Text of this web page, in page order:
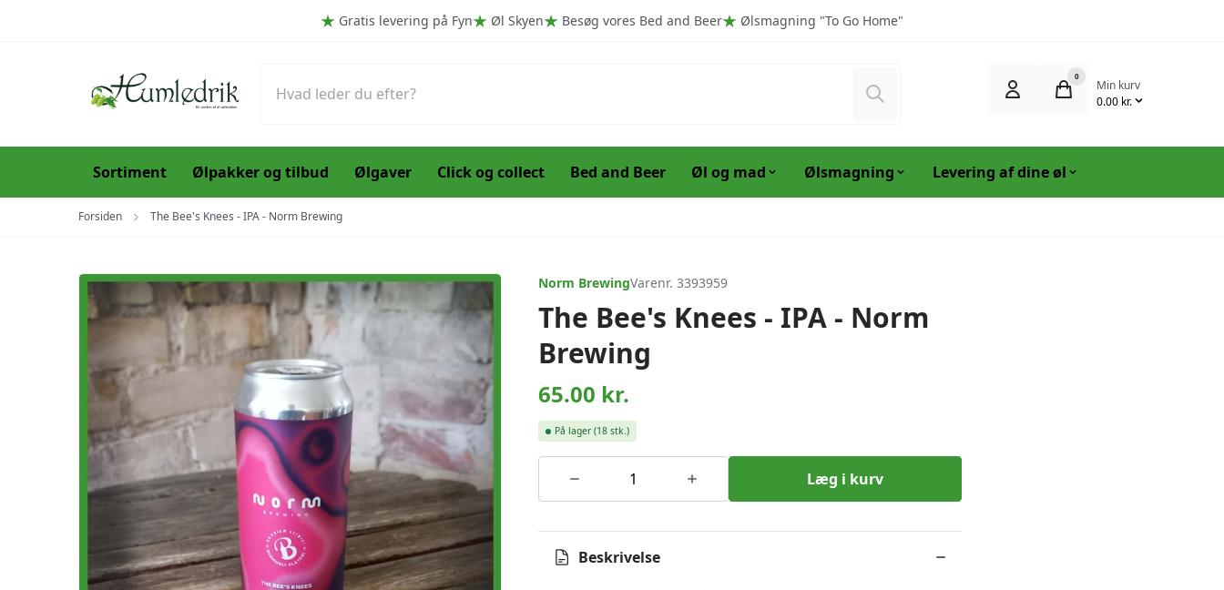
Gratis levering på Fyn Øl Skyen Besøg vores Bed and Beer Ølsmagning "To Go Home"
Søg
0
Min kurv
0.00 kr.
Sortiment Ølpakker og tilbud Ølgaver Click og collect Bed and Beer Øl og mad Ølsmagning Levering af dine øl
Forsiden The Bee's Knees - IPA - Norm Brewing
Norm BrewingVarenr. 3393959
The Bee's Knees - IPA - Norm
Brewing
65.00 kr.
På lager (18 stk.)
Læg i kurv
Beskrivelse